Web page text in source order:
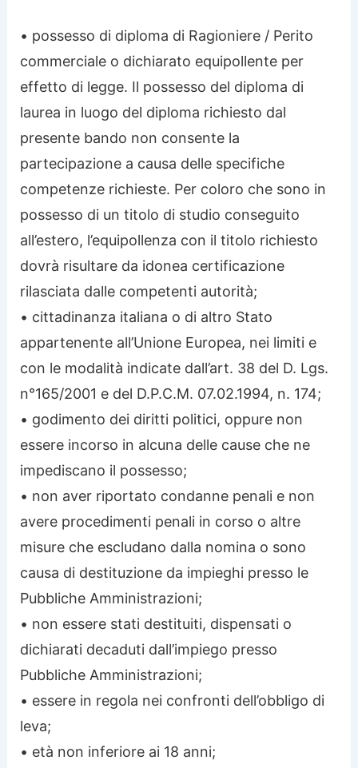
• possesso di diploma di Ragioniere / Perito
commerciale o dichiarato equipollente per
effetto di legge. Il possesso del diploma di
laurea in luogo del diploma richiesto dal
presente bando non consente la
partecipazione a causa delle specifiche
competenze richieste. Per coloro che sono in
possesso di un titolo di studio conseguito
all’estero, l’equipollenza con il titolo richiesto
dovrà risultare da idonea certificazione
rilasciata dalle competenti autorità;
• cittadinanza italiana o di altro Stato
appartenente all’Unione Europea, nei limiti e
con le modalità indicate dall’art. 38 del D. Lgs.
n°165/2001 e del D.P.C.M. 07.02.1994, n. 174;
• godimento dei diritti politici, oppure non
essere incorso in alcuna delle cause che ne
impediscano il possesso;
• non aver riportato condanne penali e non
avere procedimenti penali in corso o altre
misure che escludano dalla nomina o sono
causa di destituzione da impieghi presso le
Pubbliche Amministrazioni;
• non essere stati destituiti, dispensati o
dichiarati decaduti dall’impiego presso
Pubbliche Amministrazioni;
• essere in regola nei confronti dell’obbligo di
leva;
• età non inferiore ai 18 anni;